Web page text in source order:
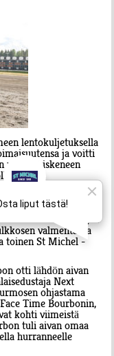
lentokuljetuksella
ja voitti
päivällä iskeneen
aivan
kilpailuennätyksiä ei
Bourbon teki silti
olleeseen
tuli tuloksella 09,7a
valmentama
toinen St Michel -
otti lähdön aivan
Next
ohjastama
Time Bourbonin,
kohti viimeistä
tuli aivan omaa
hurranneelle